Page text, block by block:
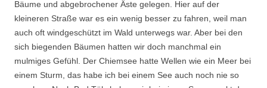
Bäume und abgebrochener Äste gelegen. Hier auf der
kleineren Straße war es ein wenig besser zu fahren, weil man
auch oft windgeschützt im Wald unterwegs war. Aber bei den
sich biegenden Bäumen hatten wir doch manchmal ein
mulmiges Gefühl. Der Chiemsee hatte Wellen wie ein Meer bei
einem Sturm, das habe ich bei einem See auch noch nie so